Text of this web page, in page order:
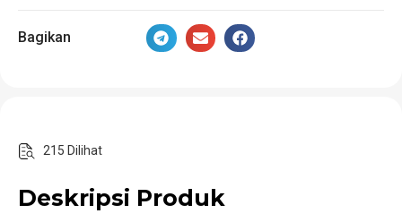
Bagikan
215 Dilihat
Deskripsi Produk